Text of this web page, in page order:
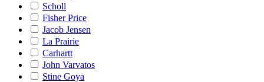
Scholl
Fisher Price
Jacob Jensen
La Prairie
Carhartt
John Varvatos
Stine Goya